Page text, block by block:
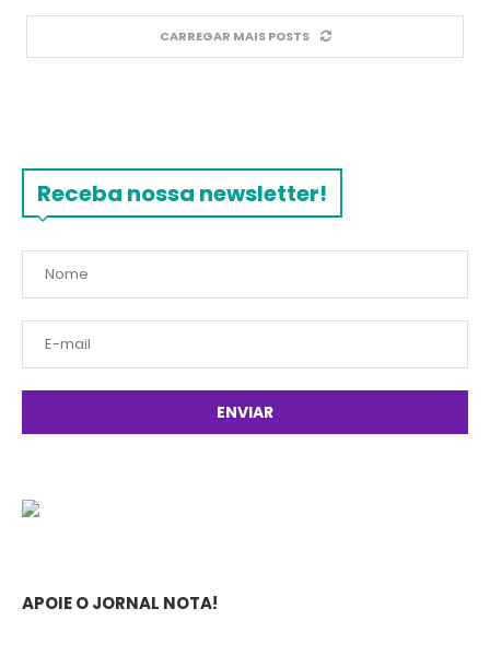
CARREGAR MAIS POSTS
Receba nossa newsletter!
APOIE O JORNAL NOTA!